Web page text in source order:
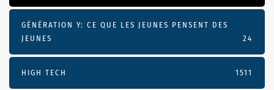
GÉNÉRATION Y: CE QUE LES JEUNES PENSENT DES
JEUNES
24
HIGH TECH 1511